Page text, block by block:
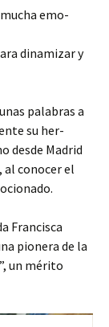
emo-
dinamizar y
palabras a
su her-
desde Madrid
al conocer el
Francisca
pionera de la
un mérito